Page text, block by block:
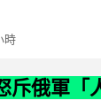
時
斥俄軍「